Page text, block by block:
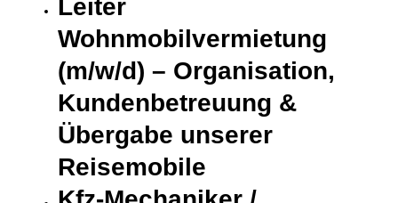
Leiter
Wohnmobilvermietung
(m/w/d) – Organisation,
Kundenbetreuung &
Übergabe unserer
Reisemobile